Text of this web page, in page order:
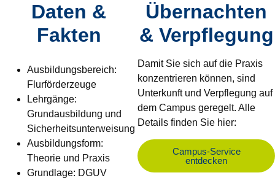
Daten &
Fakten
Ausbildungsbereich:
Flurförderzeuge
Lehrgänge:
Grundausbildung und
Sicherheitsunterweisung
Ausbildungsform:
Theorie und Praxis
Grundlage: DGUV
Übernachten
& Verpflegung
Damit Sie sich auf die Praxis
konzentrieren können, sind
Unterkunft und Verpflegung auf
dem Campus geregelt. Alle
Details finden Sie hier:
Campus-Service
entdecken